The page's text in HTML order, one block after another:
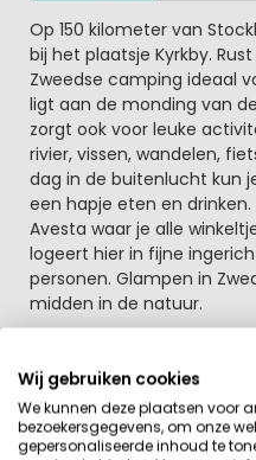
Beschrijving
Op 150 kilometer van
bij het plaatsje Kyrkby.
Zweedse camping ideaal
ligt aan de monding van
zorgt ook voor leuke
rivier, vissen, wandelen,
dag in de buitenlucht kun
een hapje eten en
Avesta waar je alle
logeert hier in fijne
personen. Glampen in
midden in de natuur.
Wat is er zoal te doen in
Zweedse Camping
Vergeet vooral je
pakken. Er liggen mooie
Park Färnebofjärden. Ook
Wij gebruiken cookies
We kunnen deze plaatsen voor
bezoekersgegevens, om onze
gepersonaliseerde inhoud te